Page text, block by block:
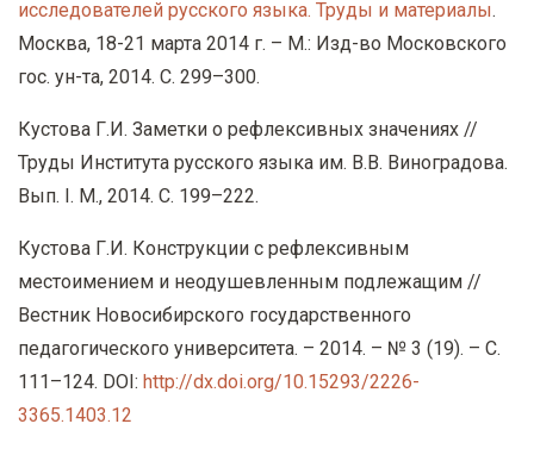
исследователей русского языка. Труды и материалы.
Москва, 18-21 марта 2014 г. – М.: Изд-во Московского
гос. ун-та, 2014. С. 299–300.
Кустова Г.И. Заметки о рефлексивных значениях //
Труды Института русского языка им. В.В. Виноградова.
Вып. I. М., 2014. С. 199–222.
Кустова Г.И. Конструкции с рефлексивным
местоимением и неодушевленным подлежащим //
Вестник Новосибирского государственного
педагогического университета. – 2014. – № 3 (19). – С.
111–124. DOI: http://dx.doi.org/10.15293/2226-
3365.1403.12